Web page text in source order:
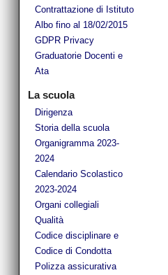
Contrattazione di Istituto
Albo fino al 18/02/2015
GDPR Privacy
Graduatorie Docenti e
Ata
La scuola
Dirigenza
Storia della scuola
Organigramma 2023-
2024
Calendario Scolastico
2023-2024
Organi collegiali
Qualità
Codice disciplinare e
Codice di Condotta
Polizza assicurativa